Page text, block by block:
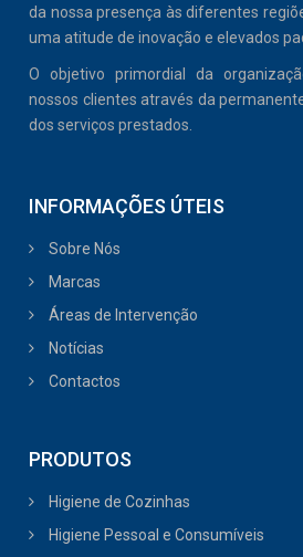
da nossa presença às diferentes
uma atitude de inovação e elevados
O objetivo primordial da
nossos clientes através da
dos serviços prestados.
INFORMAÇÕES ÚTEIS
Sobre Nós
Marcas
Áreas de Intervenção
Notícias
Contactos
PRODUTOS
Higiene de Cozinhas
Higiene Pessoal e Consumíveis